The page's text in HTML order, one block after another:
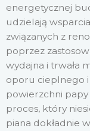
energetycznej
udzielają
związanych z
poprzez
wydajna i trwała
oporu cieplnego i
powierzchni
proces, który
piana dokładnie